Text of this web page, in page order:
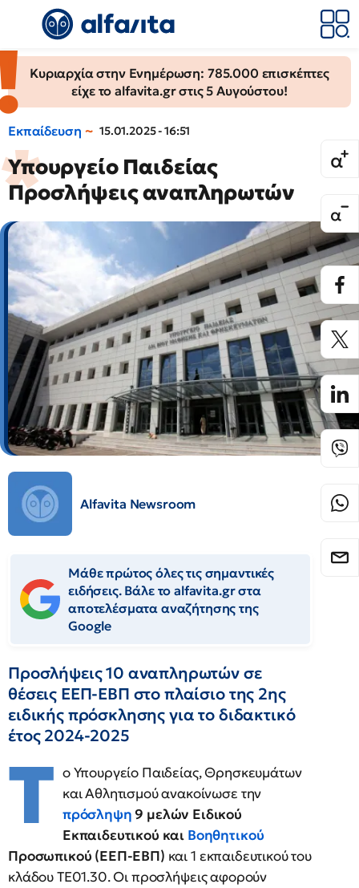
Κυριαρχία στην Ενημέρωση: 785.000 επισκέπτες
είχε το alfavita.gr στις 5 Αυγούστου!
Εκπαίδευση 15.01.2025 - 16:51
Υπουργείο Παιδείας
Προσλήψεις αναπληρωτών
Alfavita Newsroom
Μάθε πρώτος όλες τις σημαντικές
ειδήσεις. Βάλε το alfavita.gr στα
αποτελέσματα αναζήτησης της
Google
Προσλήψεις 10 αναπληρωτών σε
θέσεις ΕΕΠ-ΕΒΠ στο πλαίσιο της 2ης
ειδικής πρόσκλησης για το διδακτικό
έτος 2024-2025
Τ ο Υπουργείο Παιδείας, Θρησκευμάτων
και Αθλητισμού ανακοίνωσε την
πρόσληψη9 μελών Ειδικού
Εκπαιδευτικού και Βοηθητικού
Προσωπικού (ΕΕΠ-ΕΒΠ) και 1 εκπαιδευτικού του
κλάδου ΤΕ01.30. Οι προσλήψεις αφορούν